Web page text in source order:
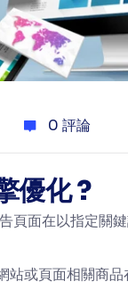
0 評論
優化 ?
頁面在以指定關
站或頁面相關商